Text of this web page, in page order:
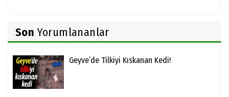
Son Yorumlananlar
Geyve’de Tilkiyi Kıskanan Kedi!